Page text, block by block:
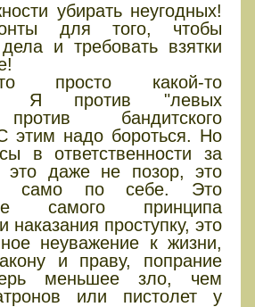
убирать неугодных!
для того, чтобы
и требовать взятки
просто какой-то
Я против "левых
бандитского
этим надо бороться. Но
в ответственности за
это даже не позор, это
само по себе. Это
самого принципа
наказания проступку, это
неуважение к жизни,
и праву, попрание
меньшее зло, чем
или пистолет у